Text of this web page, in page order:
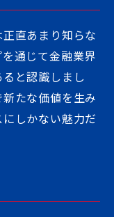
直あまり知らな
通じて金融業界
と認識しまし
たな価値を生み
しかない魅力だ